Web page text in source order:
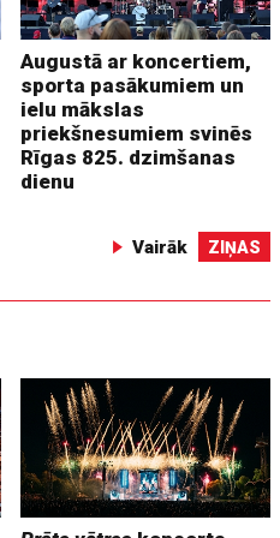
Augustā ar koncertiem,
sporta pasākumiem un
ielu mākslas
priekšnesumiem svinēs
Rīgas 825. dzimšanas
dienu
Vairāk ZIŅAS